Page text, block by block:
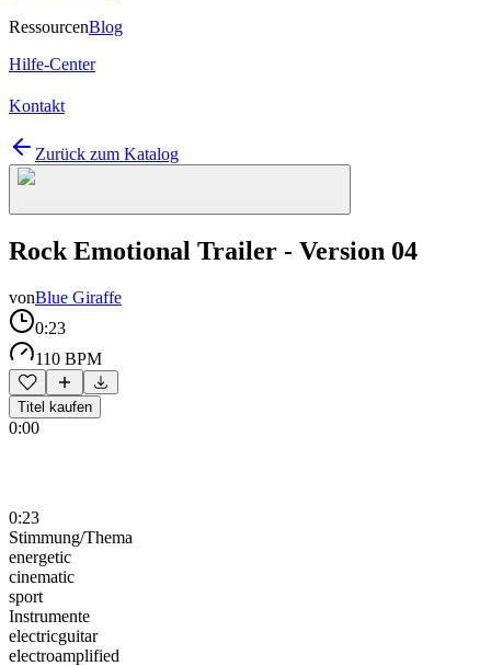
RessourcenBlog
Hilfe-Center
Kontakt
Zurück zum Katalog
Rock Emotional Trailer - Version 04
vonBlue Giraffe
0:23
110 BPM
Titel kaufen
0:00
0:23
Stimmung/Thema
energetic
cinematic
sport
Instrumente
electricguitar
electroamplified